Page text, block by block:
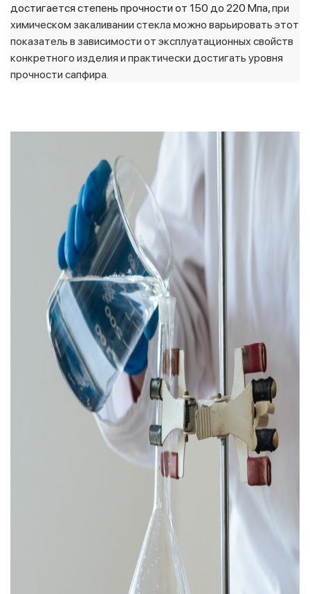
достигается степень прочности от 150 до 220 Мпа,при
химическом закаливании стекла можно варьировать этот
показатель в зависимости от эксплуатационных свойств
конкретного изделия и практически достигать уровня
прочности сапфира.